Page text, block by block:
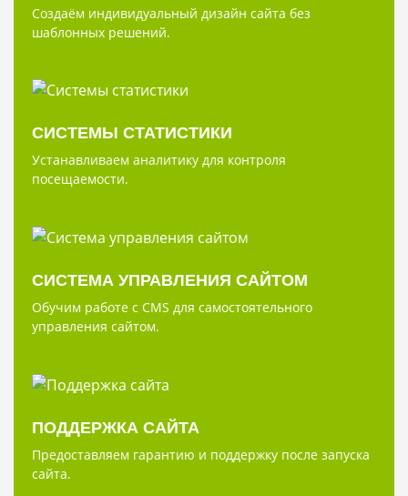
Создаём индивидуальный дизайн сайта без
шаблонных решений.
СИСТЕМЫ СТАТИСТИКИ
Устанавливаем аналитику для контроля
посещаемости.
СИСТЕМА УПРАВЛЕНИЯ САЙТОМ
Обучим работе с CMS для самостоятельного
управления сайтом.
ПОДДЕРЖКА САЙТА
Предоставляем гарантию и поддержку после запуска
сайта.